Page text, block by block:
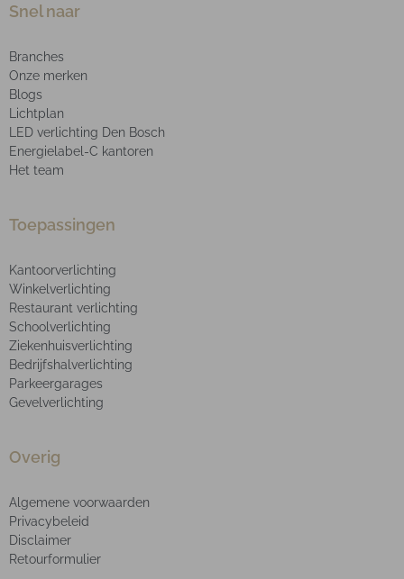
Snel naar
Branches
Onze merken
Blogs
Lichtplan
LED verlichting Den Bosch
Energielabel-C kantoren
Het team
Toepassingen
Kantoorverlichting
Winkelverlichting
Restaurant verlichting
Schoolverlichting
Ziekenhuisverlichting
Bedrijfshalverlichting
Parkeergarages
Gevelverlichting
Overig
Algemene voorwaarden
Privacybeleid
Disclaimer
Retourformulier